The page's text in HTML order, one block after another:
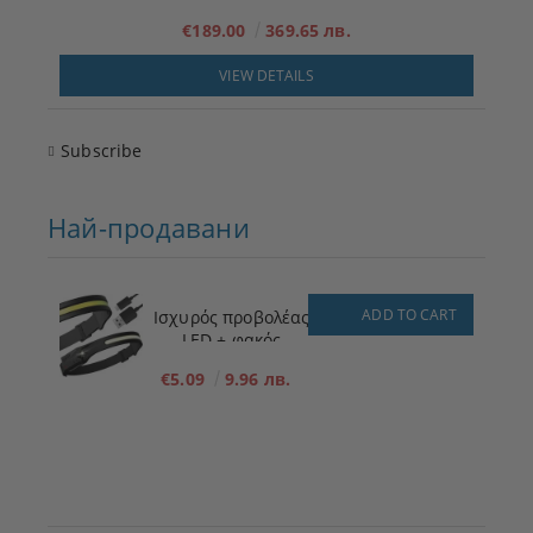
€189.00 369.65 лв.
VIEW DETAILS
Subscribe
Най-продавани
Ισχυρός προβολέας
LED + φακός
€5.09
9.96 лв.
ADD TO CART